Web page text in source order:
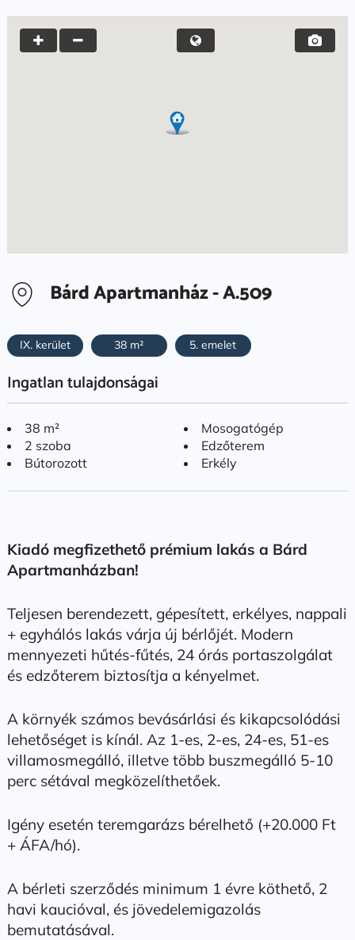
Bárd Apartmanház - A.509
IX. kerület 38 m² 5. emelet
Ingatlan tulajdonságai
38 m²
2 szoba
Bútorozott
Mosogatógép
Edzőterem
Erkély
Kiadó megfizethető prémium lakás a Bárd
Apartmanházban!
Teljesen berendezett, gépesített, erkélyes, nappali
+ egyhálós lakás várja új bérlőjét. Modern
mennyezeti hűtés-fűtés, 24 órás portaszolgálat
és edzőterem biztosítja a kényelmet.
A környék számos bevásárlási és kikapcsolódási
lehetőséget is kínál. Az 1-es, 2-es, 24-es, 51-es
villamosmegálló, illetve több buszmegálló 5-10
perc sétával megközelíthetőek.
Igény esetén teremgarázs bérelhető (+20.000 Ft
+ ÁFA/hó).
A bérleti szerződés minimum 1 évre köthető, 2
havi kaucióval, és jövedelemigazolás
bemutatásával.